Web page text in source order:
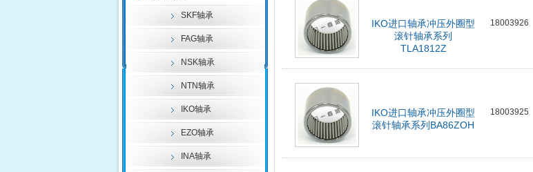
SKF轴承
FAG轴承
NSK轴承
NTN轴承
IKO轴承
EZO轴承
INA轴承
IKO进口轴承冲压外圈型
滚针轴承系列
TLA1812Z
18003926
IKO进口轴承冲压外圈型
滚针轴承系列BA86ZOH
18003925